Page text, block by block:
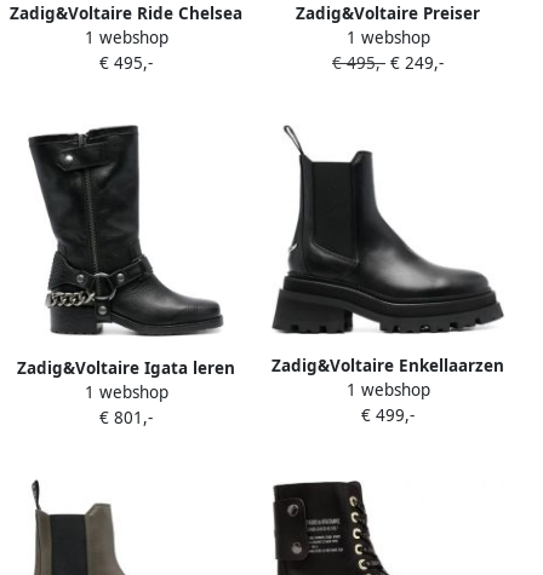
Zadig&Voltaire Ride Chelsea
laarzen Zwart
1 webshop
€ 495,-
Zadig&Voltaire Preiser
enkellaarzen Zwart
1 webshop
€ 495,- € 249,-
Zadig&Voltaire Igata leren
enkellaarzen Zwart
1 webshop
€ 801,-
Zadig&Voltaire Enkellaarzen
met ronde neus Zwart
1 webshop
€ 499,-